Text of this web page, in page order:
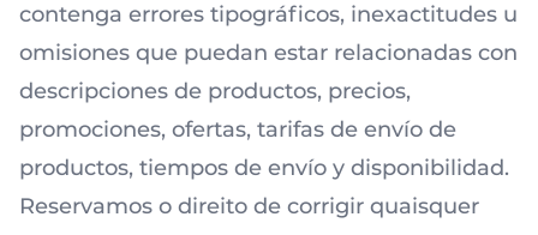
contenga errores tipográficos, inexactitudes u
omisiones que puedan estar relacionadas con
descripciones de productos, precios,
promociones, ofertas, tarifas de envío de
productos, tiempos de envío y disponibilidad.
Reservamos o direito de corrigir quaisquer